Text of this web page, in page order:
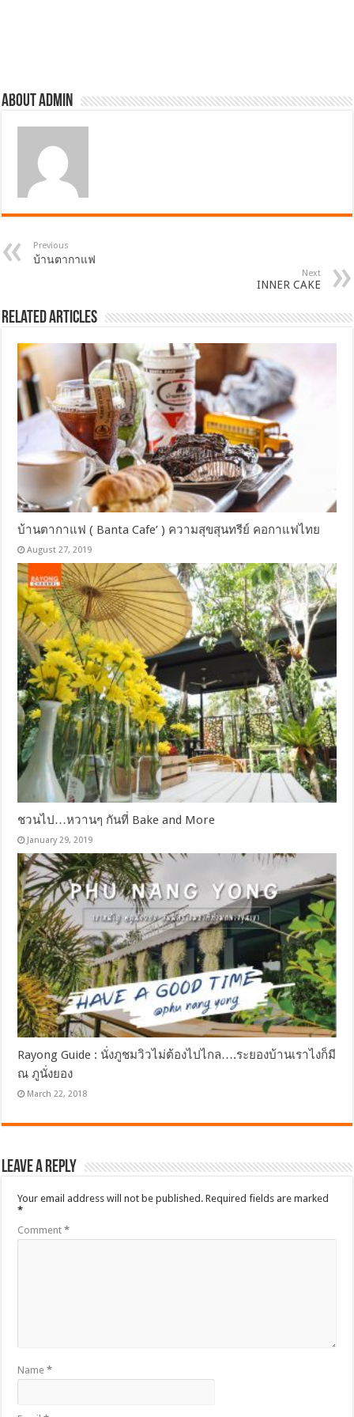
About admin
Previous
บ้านตากาแฟ
Next
INNER CAKE
Related Articles
บ้านตากาแฟ ( Banta Cafe’ ) ความสุขสุนทรีย์ คอกาแฟไทย
August 27, 2019
ชวนไป…หวานๆ กันที่ Bake and More
January 29, 2019
Rayong Guide : นั่งภูชมวิวไม่ต้องไปไกล….ระยองบ้านเราไงก็มี
ณ ภูนั่งยอง
March 22, 2018
Leave a Reply
Your email address will not be published. Required fields are marked
*
Comment*
Name*